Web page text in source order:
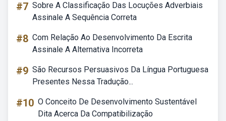
#7 Sobre A Classificação Das Locuções Adverbiais
Assinale A Sequência Correta
#8 Com Relação Ao Desenvolvimento Da Escrita
Assinale A Alternativa Incorreta
#9 São Recursos Persuasivos Da Língua Portuguesa
Presentes Nessa Tradução...
#10 O Conceito De Desenvolvimento Sustentável
Dita Acerca Da Compatibilização